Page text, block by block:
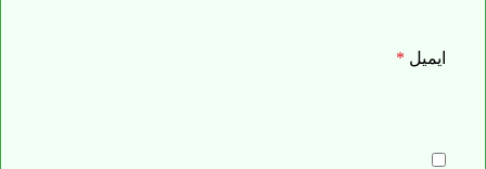
ایمیل *